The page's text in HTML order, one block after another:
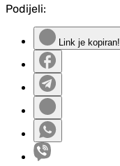
Podijeli:
Link je kopiran!